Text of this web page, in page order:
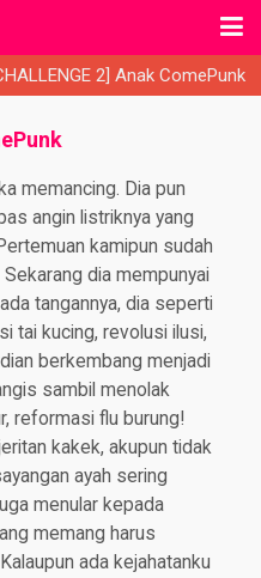
2] Anak ComePunk
memancing. Dia pun
angin listriknya yang
kamipun sudah
dia mempunyai
tangannya, dia seperti
tai kucing, revolusi ilusi,
berkembang menjadi
sambil menolak
reformasi flu burung!
kakek, akupun tidak
ayah sering
menular kepada
memang harus
ada kejahatanku